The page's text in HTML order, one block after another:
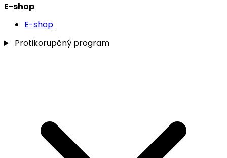
E-shop
E-shop
Protikorupčný program